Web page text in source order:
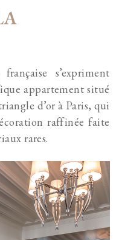
s’expriment
appartement situé
d’or à Paris, qui
raffinée faite
rares.